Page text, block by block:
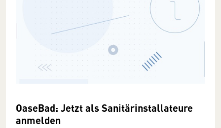
OaseBad: Jetzt als Sanitärinstallateure
anmelden